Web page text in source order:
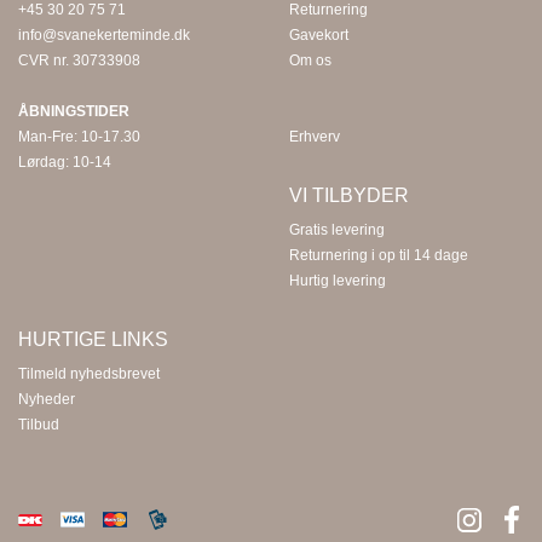
+45 30 20 75 71
info@svanekerteminde.dk
CVR nr. 30733908
ÅBNINGSTIDER
Man-Fre: 10-17.30
Lørdag: 10-14
Returnering
Gavekort
Om os
Erhverv
VI TILBYDER
Gratis levering
Returnering i op til 14 dage
Hurtig levering
HURTIGE LINKS
Tilmeld nyhedsbrevet
Nyheder
Tilbud